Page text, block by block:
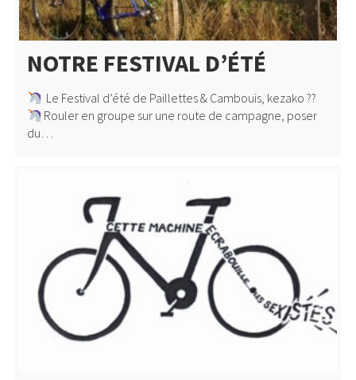
NOTRE FESTIVAL D’ÉTÉ
Le Festival d’été de Paillettes & Cambouis, kezako ??
Rouler en groupe sur une route de campagne, poser
du…